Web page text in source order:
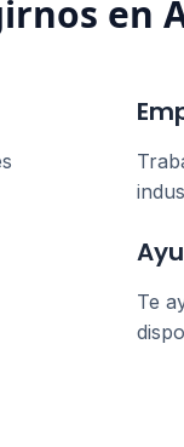
en
Te